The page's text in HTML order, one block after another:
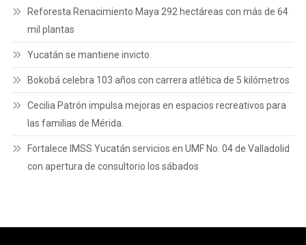
Reforesta Renacimiento Maya 292 hectáreas con más de 64
mil plantas
Yucatán se mantiene invicto
Bokobá celebra 103 años con carrera atlética de 5 kilómetros
Cecilia Patrón impulsa mejoras en espacios recreativos para
las familias de Mérida.
Fortalece IMSS Yucatán servicios en UMF No. 04 de Valladolid
con apertura de consultorio los sábados